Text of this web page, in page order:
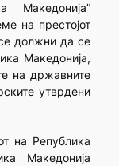
Македонија”
на престојот
должни да се
Македонија,
на државните
утврдени
на Република
Македонија